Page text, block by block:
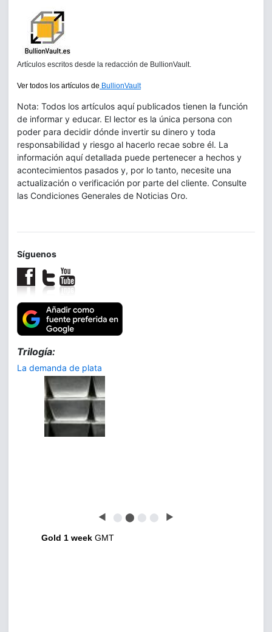
Artículos escritos desde la redacción de BullionVault.
Ver todos los artículos de BullionVault
Nota: Todos los artículos aquí publicados tienen la función
de informar y educar. El lector es la única persona con
poder para decidir dónde invertir su dinero y toda
responsabilidad y riesgo al hacerlo recae sobre él. La
información aquí detallada puede pertenecer a hechos y
acontecimientos pasados y, por lo tanto, necesite una
actualización o verificación por parte del cliente. Consulte
las Condiciones Generales de Noticias Oro.
Síguenos
Trilogía:
La demanda de plata
◀ ⬤ ⬤ ⬤ ⬤ ▶
Gold 1 week GMT